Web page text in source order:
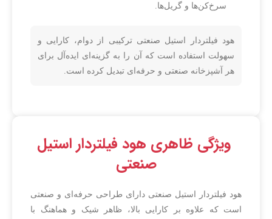
سرخ‌کن‌ها و گریل‌ها.
هود فیلتردار استیل صنعتی ترکیبی از دوام، کارایی و
سهولت استفاده است که آن را به گزینه‌ای ایده‌آل برای
هر آشپزخانه صنعتی و حرفه‌ای تبدیل کرده است.
ویژگی ظاهری هود فیلتردار استیل
صنعتی
هود فیلتردار استیل صنعتی دارای طراحی حرفه‌ای و صنعتی
است که علاوه بر کارایی بالا، ظاهر شیک و هماهنگ با